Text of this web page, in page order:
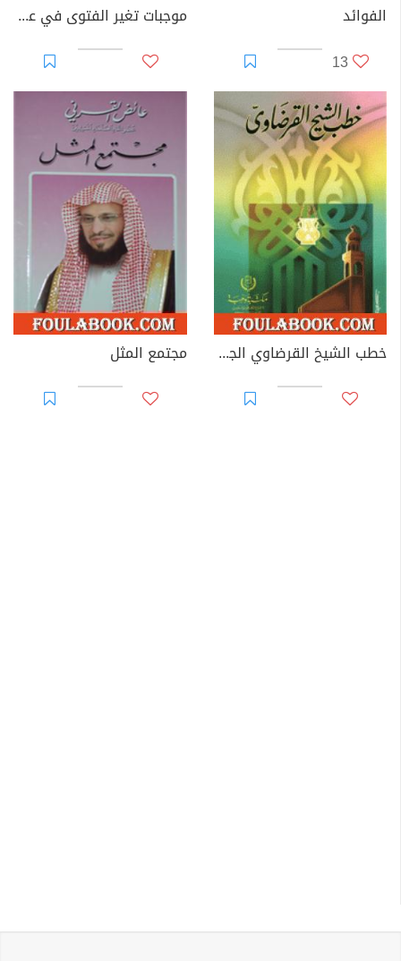
الفوائد
13
موجبات تغير الفتوى في عصرنا
خطب الشيخ القرضاوي الجزء السادس مجتمع المثل